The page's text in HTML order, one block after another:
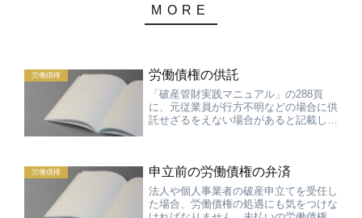
労働債権 労働債権の供託
「破産管財実践マニュアル」の288頁
に、元従業員が行方不明などの場合に供
託せざるをえない場合があると記載して
の間に行方不明となった場...
労働債権 申立前の労働債権の弁済
法人や個人事業者の破産申立てを受任し
た場合、労働債権の処遇にも気をつけな